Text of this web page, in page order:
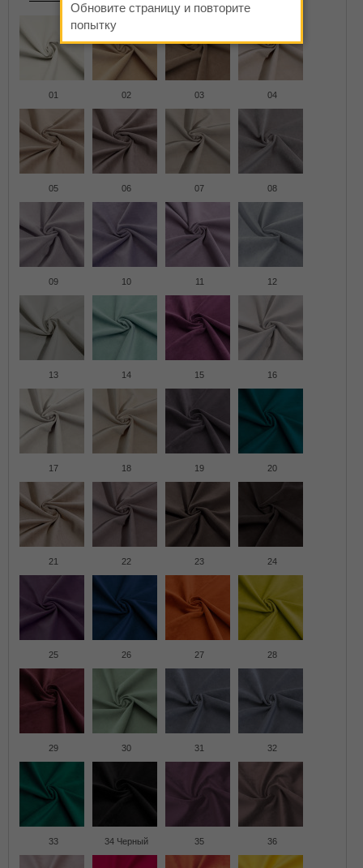
01 02 03 04
05 06 07 08
09 10 11 12
13 14 15 16
17 18 19 20
21 22 23 24
25 26 27 28
29 30 31 32
33 34 Черный 35 36
Обновите страницу и повторите
попытку